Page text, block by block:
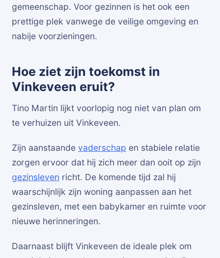
gemeenschap. Voor gezinnen is het ook een
prettige plek vanwege de veilige omgeving en
nabije voorzieningen.
Hoe ziet zijn toekomst in
Vinkeveen eruit?
Tino Martin lijkt voorlopig nog niet van plan om
te verhuizen uit Vinkeveen.
Zijn aanstaande vaderschap en stabiele relatie
zorgen ervoor dat hij zich meer dan ooit op zijn
gezinsleven richt. De komende tijd zal hij
waarschijnlijk zijn woning aanpassen aan het
gezinsleven, met een babykamer en ruimte voor
nieuwe herinneringen.
Daarnaast blijft Vinkeveen de ideale plek om